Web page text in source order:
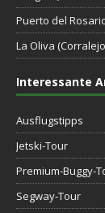
Puerto del
La Oliva
Interessante
Ausflugstipps
Jetski-Tour
Premium-Buggy-
Segway-Tour